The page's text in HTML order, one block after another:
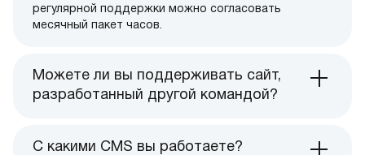
регулярной поддержки можно согласовать
месячный пакет часов.
Можете ли вы поддерживать сайт,
разработанный другой командой?
С какими CMS вы работаете?